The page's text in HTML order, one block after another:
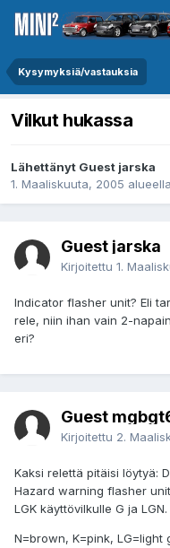
Kysymyksiä/vastauksia
Vilkut hukassa
Lähettänyt Guest jarska
1. Maaliskuuta, 2005 alueella
Guest jarska
Kirjoitettu 1.
Indicator flasher unit? Eli
rele, niin ihan vain 2-
eri?
Guest
Kirjoitettu 2.
Kaksi relettä pitäisi löytyä:
Hazard warning flasher
LGK käyttövilkulle G ja LGN.
N=brown, K=pink,